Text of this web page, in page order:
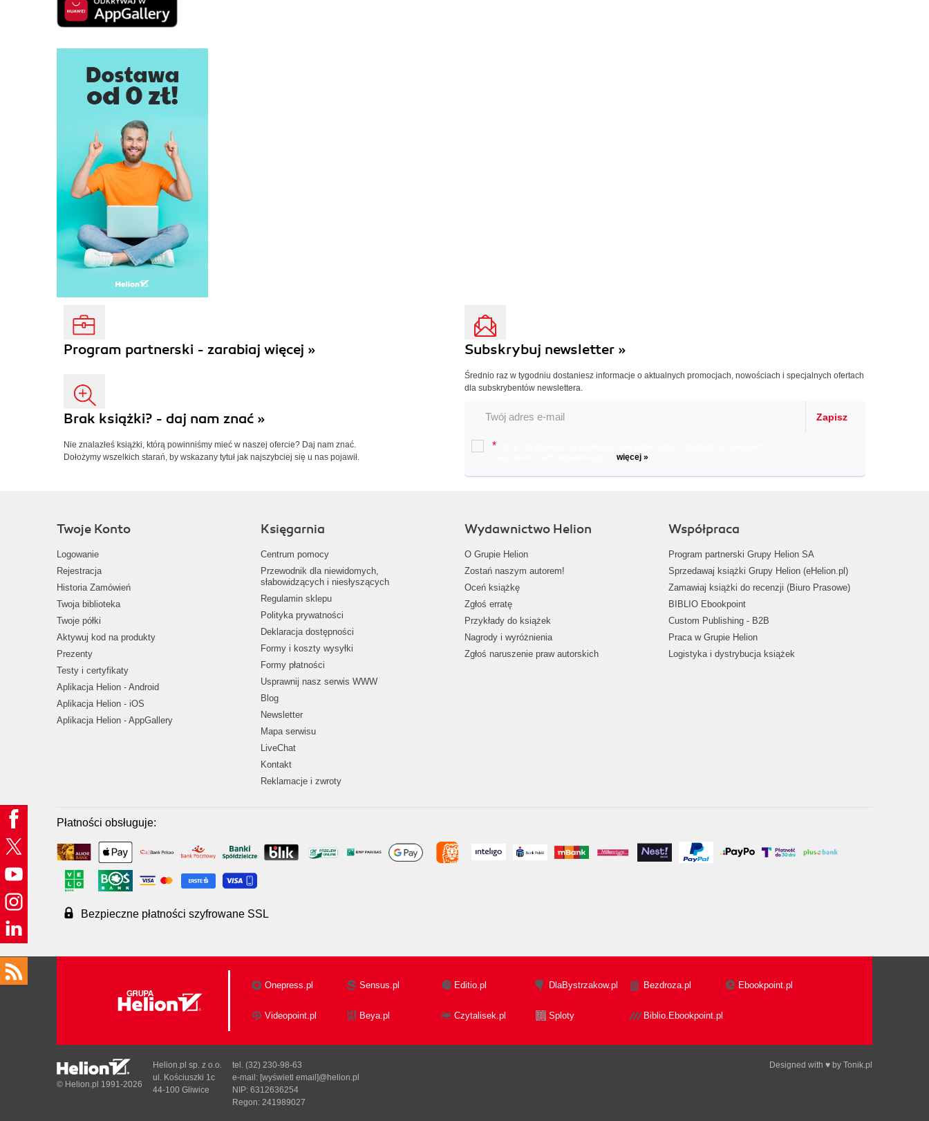
Program partnerski - zarabiaj więcej »
Brak książki? - daj nam znać »
Nie znalazłeś książki, którą powinniśmy mieć w naszej ofercie? Daj nam znać.
Dołożymy wszelkich starań, by wskazany tytuł jak najszybciej się u nas pojawił.
Subskrybuj newsletter »
Średnio raz w tygodniu dostaniesz informacje o aktualnych promocjach, nowościach i specjalnych ofertach
dla subskrybentów newslettera.
Zapisz
*
więcej »
Twoje Konto
Logowanie
Rejestracja
Historia Zamówień
Twoja biblioteka
Twoje półki
Aktywuj kod na produkty
Prezenty
Testy i certyfikaty
Aplikacja Helion - Android
Aplikacja Helion - iOS
Aplikacja Helion - AppGallery
Księgarnia
Centrum pomocy
Przewodnik dla niewidomych,
słabowidzących i niesłyszących
Regulamin sklepu
Polityka prywatności
Deklaracja dostępności
Formy i koszty wysyłki
Formy płatności
Usprawnij nasz serwis WWW
Blog
Newsletter
Mapa serwisu
LiveChat
Kontakt
Reklamacje i zwroty
Wydawnictwo Helion
O Grupie Helion
Zostań naszym autorem!
Oceń książkę
Zgłoś erratę
Przykłady do książek
Nagrody i wyróżnienia
Zgłoś naruszenie praw autorskich
Współpraca
Program partnerski Grupy Helion SA
Sprzedawaj książki Grupy Helion (eHelion.pl)
Zamawiaj książki do recenzji (Biuro Prasowe)
BIBLIO Ebookpoint
Custom Publishing - B2B
Praca w Grupie Helion
Logistyka i dystrybucja książek
Płatności obsługuje:
Bezpieczne płatności szyfrowane SSL
Onepress.pl Sensus.pl Editio.pl DlaBystrzakow.pl Bezdroza.pl Ebookpoint.pl
Videopoint.pl Beya.pl Czytalisek.pl Sploty Biblio.Ebookpoint.pl
Designed with ♥ by Tonik.pl
© Helion.pl 1991-2026
Helion.pl sp. z o.o.
ul. Kościuszki 1c
44-100 Gliwice
tel. (32) 230-98-63
e-mail: [wyświetl email]@helion.pl
NIP: 6312636254
Regon: 241989027